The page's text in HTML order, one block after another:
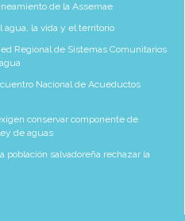
de la Assemae
agua, la vida y el territorio
Regional de Sistemas Comunitarios
Nacional de Acueductos
conservar componente de
de aguas
población salvadoreña rechazar la